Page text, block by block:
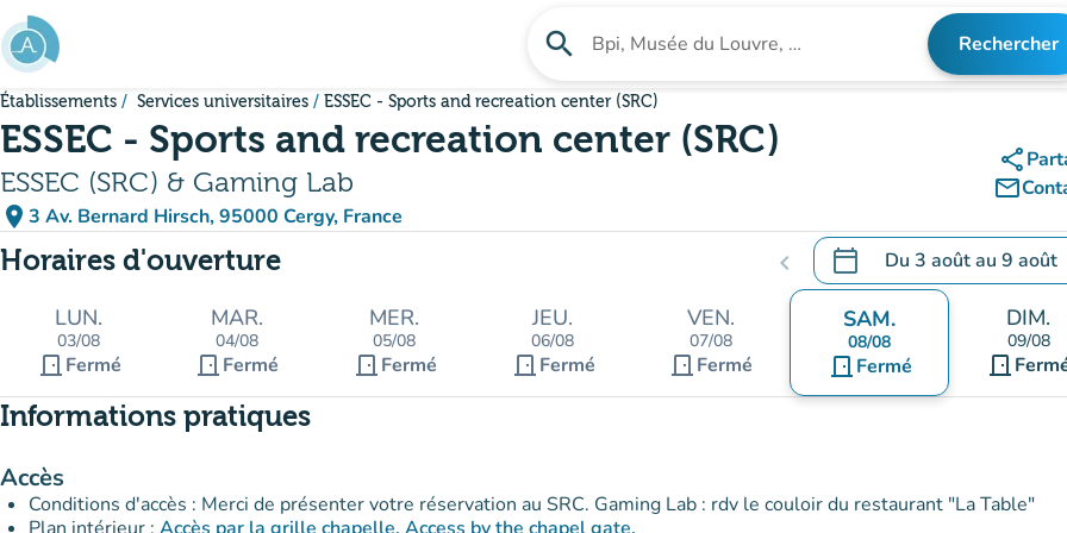
Aller au contenu principal
search Rechercher un établissement Rechercher
Établissements Services universitaires ESSEC - Sports and recreation center (SRC)
ESSEC - Sports and recreation center (SRC)
ESSEC (SRC) & Gaming Lab
place 3 Av. Bernard Hirsch, 95000 Cergy, France
(ouvrir dans Google Maps)
(nouvel onglet)
share
mail_outline
Horaires d'ouverture chevron_left calendar_today Du 3 aoûtau 9 août
.Ouvrir le calendrier pour
LUN.
03/08
door_front Fermé
MAR.
04/08
door_front Fermé
MER.
05/08
door_front Fermé
JEU.
06/08
door_front Fermé
VEN.
07/08
door_front Fermé
SAM.
08/08
door_front Fermé
DIM.
09/08
door_front
Informations pratiques
Accès
Conditions d'accès : Merci de présenter votre réservation au SRC. Gaming Lab : rdv le couloir du restaurant "La Table"